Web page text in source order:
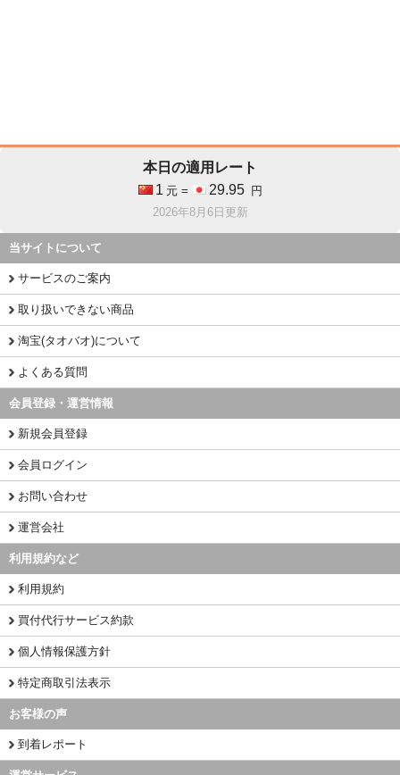
本日の適用レート
1 元 = 29.95
円
2026年8月6日更新
当サイトについて
サービスのご案内
取り扱いできない商品
淘宝(タオバオ)について
よくある質問
会員登録・運営情報
新規会員登録
会員ログイン
お問い合わせ
運営会社
利用規約など
利用規約
買付代行サービス約款
個人情報保護方針
特定商取引法表示
お客様の声
到着レポート